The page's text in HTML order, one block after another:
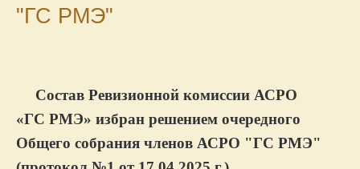
"ГС РМЭ"
Состав Ревизионной комиссии АСРО
«ГС РМЭ» избран решением очередного
Общего собрания членов АСРО "ГС РМЭ"